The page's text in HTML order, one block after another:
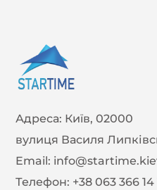
Адреса: Київ, 02000
вулиця Василя
Email:
Телефон: +38 063 366 14